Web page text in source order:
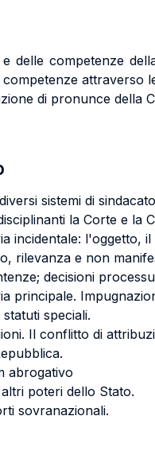
competenze
attraverso
di pronunce della
sistemi di
la Corte e la
incidentale: l'oggetto,
rilevanza e non
decisioni
principale.
speciali.
Il conflitto di
abrogativo
poteri dello Stato.
sovranazionali.